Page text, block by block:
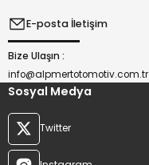
E-posta İletişim
Bize Ulaşın :
info@alpmertotomotiv.com.tr
Sosyal Medya
Twitter